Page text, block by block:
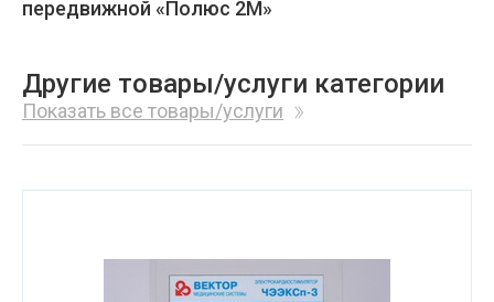
передвижной «Полюс 2М»
Другие товары/услуги категории
Показать все товары/услуги